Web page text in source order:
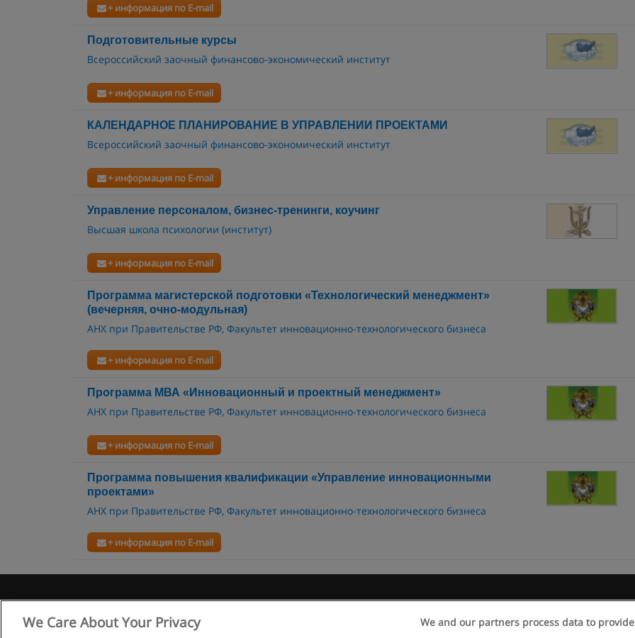
+ информация по E-mail
Подготовительные курсы
Всероссийский заочный финансово-экономический институт
+ информация по E-mail
КАЛЕНДАРНОЕ ПЛАНИРОВАНИЕ В УПРАВЛЕНИИ ПРОЕКТАМИ
Всероссийский заочный финансово-экономический институт
+ информация по E-mail
Управление персоналом, бизнес-тренинги, коучинг
Высшая школа психологии (институт)
+ информация по E-mail
Программа магистерской подготовки «Технологический менеджмент»
(вечерняя, очно-модульная)
АНХ при Правительстве РФ, Факультет инновационно-технологического бизнеса
+ информация по E-mail
Программа МВА «Инновационный и проектный менеджмент»
АНХ при Правительстве РФ, Факультет инновационно-технологического бизнеса
+ информация по E-mail
Программа повышения квалификации «Управление инновационными
проектами»
АНХ при Правительстве РФ, Факультет инновационно-технологического бизнеса
+ информация по E-mail
We Care About Your Privacy We and our partners process data to